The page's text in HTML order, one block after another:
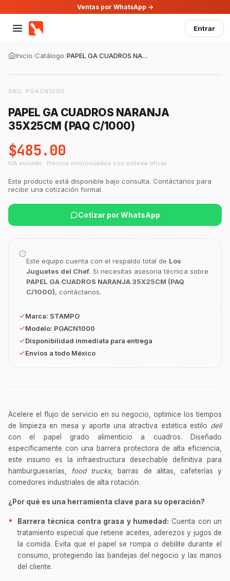
Ventas por WhatsApp →
Entrar
Inicio/Catálogo/ PAPEL GA CUADROS NARANJA 35X25CM (PAQ C/1000)
SKU: PGACN1000
PAPEL GA CUADROS NARANJA
35X25CM (PAQ C/1000)
$485.00
IVA incluido · Precios sincronizados con sistema oficial
Este producto está disponible bajo consulta. Contáctanos para
recibir una cotización formal.
Cotizar por WhatsApp
Este equipo cuenta con el respaldo total de Los
Juguetes del Chef. Si necesitas asesoría técnica sobre
PAPEL GA CUADROS NARANJA 35X25CM (PAQ
C/1000), contáctanos.
Marca: STAMPO
Modelo: PGACN1000
Disponibilidad inmediata para entrega
Envíos a todo México
Acelere el flujo de servicio en su negocio, optimice los tiempos
de limpieza en mesa y aporte una atractiva estética estilo deli
con el papel grado alimenticio a cuadros. Diseñado
específicamente con una barrera protectora de alta eficiencia,
este insumo es la infraestructura desechable definitiva para
hamburgueserías,
food trucks, barras de alitas, cafeterías y
comedores industriales de alta rotación.
¿Por qué es una herramienta clave para su operación?
Barrera técnica contra grasa y humedad: Cuenta con un
tratamiento especial que retiene aceites, aderezos y jugos de
la comida. Evita que el papel se rompa o debilite durante el
consumo, protegiendo las bandejas del negocio y las manos
del cliente.
GastroBot
¡Hola Chef! 🍳 Soy GastroBot, tu asesor
de cocina profesional de GastroArt.
¿En qué te puedo apoyar hoy con tu
Buscar estufas industriales
Métodos de envío y entrega
Ver sucursales y contacto